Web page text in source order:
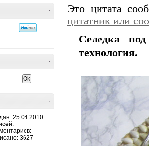
-
-
-
25.04.2010
3627
Это цитата
цитатник или
Селедка
технология.